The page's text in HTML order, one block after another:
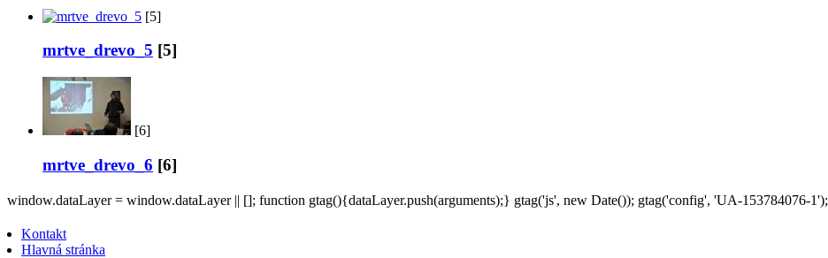
[5]
mrtve_drevo_5 [5]
[6]
mrtve_drevo_6 [6]
window.dataLayer = window.dataLayer || []; function gtag(){dataLayer.push(arguments);} gtag('js', new Date()); gtag('config', 'UA-153784076-1');
Kontakt
Hlavná stránka